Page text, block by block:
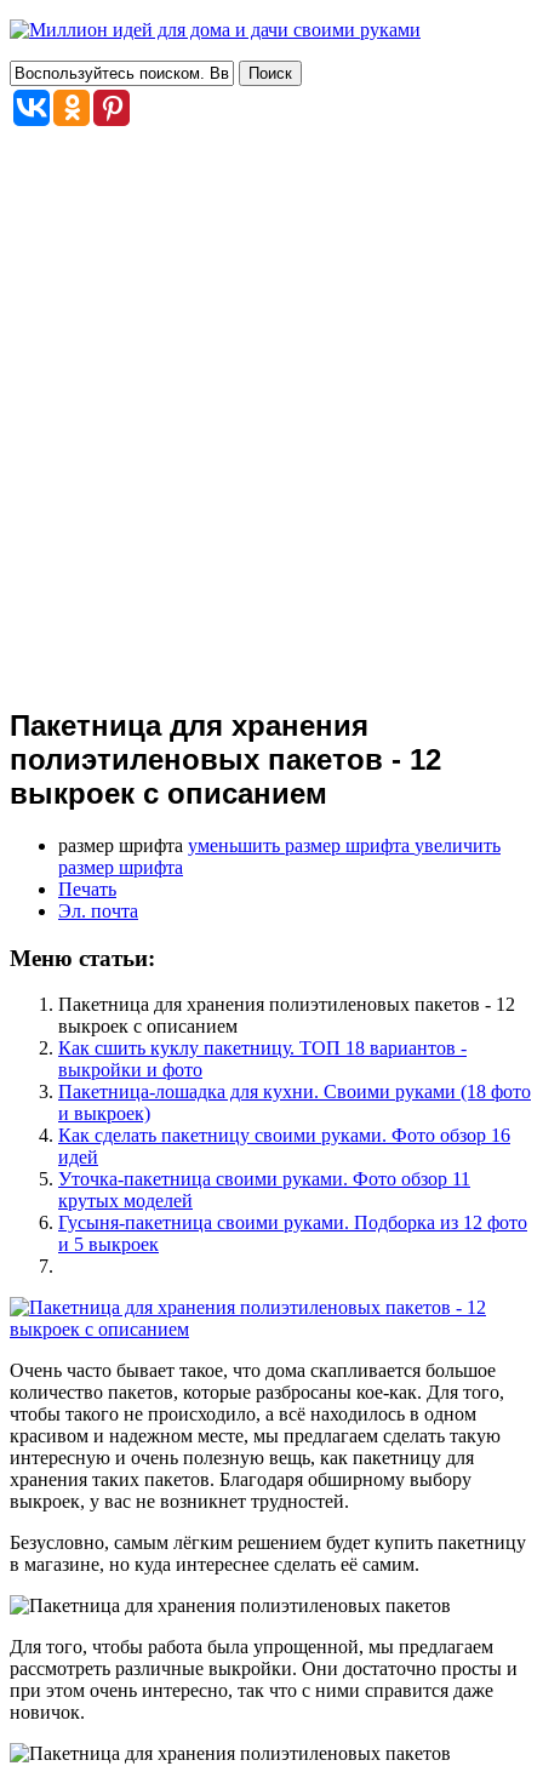
Пакетница для хранения
полиэтиленовых пакетов - 12
выкроек с описанием
размер шрифта уменьшить размер шрифта увеличить
размер шрифта
Печать
Эл. почта
Меню статьи:
Пакетница для хранения полиэтиленовых пакетов - 12
выкроек с описанием
Как сшить куклу пакетницу. ТОП 18 вариантов -
выкройки и фото
Пакетница-лошадка для кухни. Своими руками (18 фото
и выкроек)
Как сделать пакетницу своими руками. Фото обзор 16
идей
Уточка-пакетница своими руками. Фото обзор 11
крутых моделей
Гусыня-пакетница своими руками. Подборка из 12 фото
и 5 выкроек
Очень часто бывает такое, что дома скапливается большое
количество пакетов, которые разбросаны кое-как. Для того,
чтобы такого не происходило, а всё находилось в одном
красивом и надежном месте, мы предлагаем сделать такую
интересную и очень полезную вещь, как пакетницу для
хранения таких пакетов. Благодаря обширному выбору
выкроек, у вас не возникнет трудностей.
Безусловно, самым лёгким решением будет купить пакетницу
в магазине, но куда интереснее сделать её самим.
Для того, чтобы работа была упрощенной, мы предлагаем
рассмотреть различные выкройки. Они достаточно просты и
при этом очень интересно, так что с ними справится даже
новичок.